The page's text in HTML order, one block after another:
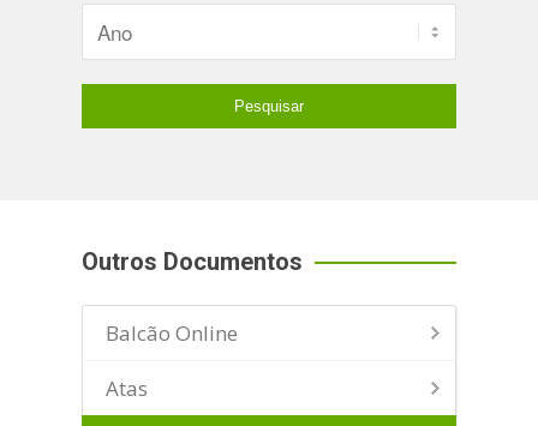
Outros Documentos
Balcão Online
Atas